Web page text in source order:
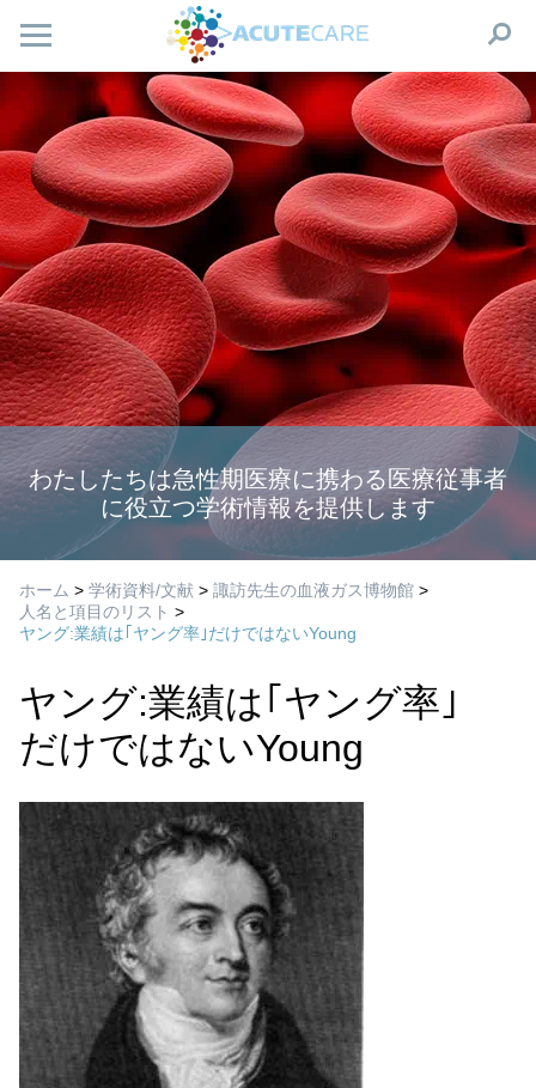
わたしたちは急性期医療に携わる医療従事者
に役立つ学術情報を提供します
ホーム > 学術資料/文献 > 諏訪先生の血液ガス博物館 >
人名と項目のリスト >
ヤング:業績は｢ヤング率｣だけではないYoung
ヤング:業績は｢ヤング率｣
だけではないYoung